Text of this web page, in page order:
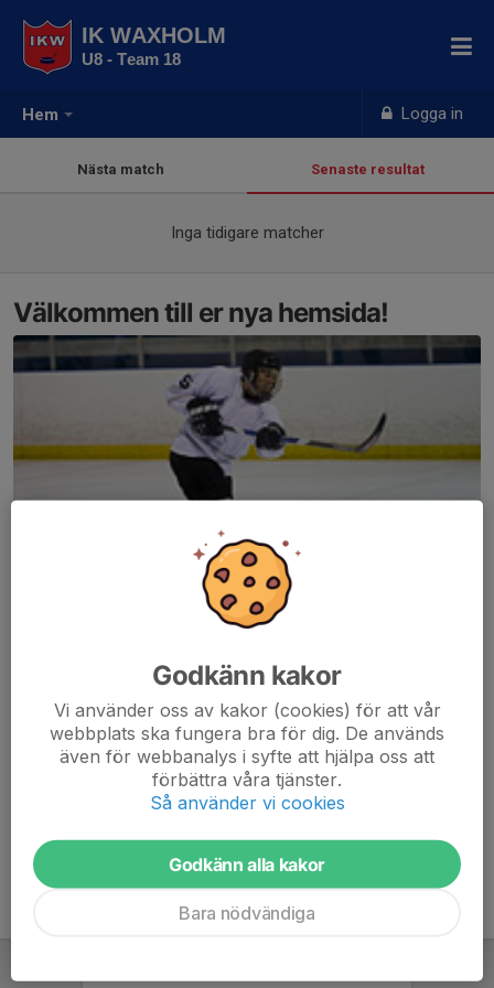
Hem Logga in
IK WAXHOLM
U8 - Team 18
Nästa match Senaste resultat
Inga tidigare matcher
Välkommen till er nya hemsida!
Här hamnar automatiskt de senaste nyheterna på hemsidan. För
att kunna börja administrera hemsidan loggar du in högst upp till
höger.
Godkänn kakor
Vi använder oss av kakor (cookies) för att vår
webbplats ska fungera bra för dig. De används
även för webbanalys i syfte att hjälpa oss att
förbättra våra tjänster.
Så använder vi cookies
Godkänn alla kakor
Bara nödvändiga